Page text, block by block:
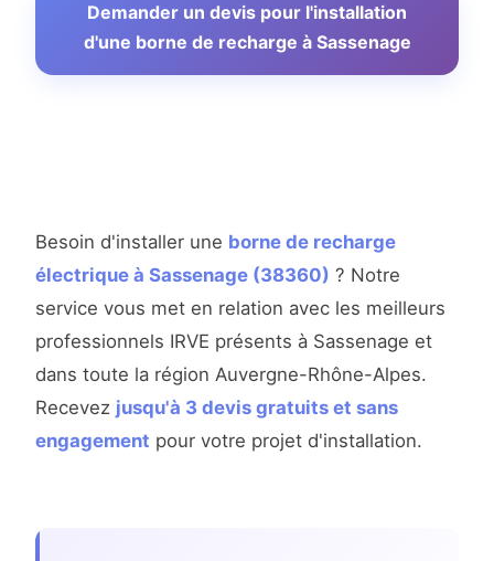
Demander un devis pour l'installation
d'une borne de recharge à Sassenage
Besoin d'installer une borne de recharge
électrique à Sassenage (38360) ? Notre
service vous met en relation avec les meilleurs
professionnels IRVE présents à Sassenage et
dans toute la région Auvergne-Rhône-Alpes.
Recevez jusqu'à 3 devis gratuits et sans
engagement pour votre projet d'installation.